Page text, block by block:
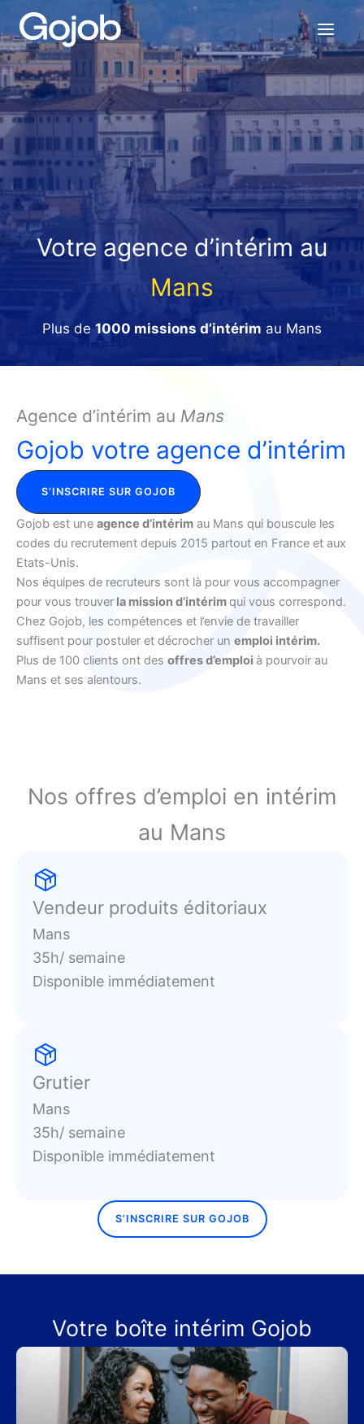
contenu
Votre agence d’intérim au
Mans
Plus de 1000 missions d’intérim au Mans
Agence d’intérim au Mans
Gojob votre agence d’intérim
S’INSCRIRE SUR GOJOB
Gojob est une agence d’intérim au Mans qui bouscule les
codes du recrutement depuis 2015 partout en France et aux
Etats-Unis.
Nos équipes de recruteurs sont là pour vous accompagner
pour vous trouver la mission d’intérimqui vous correspond.
Chez Gojob, les compétences et l’envie de travailler
suffisent pour postuler et décrocher un emploi intérim.
Plus de 100 clients ont des offres d’emploi à pourvoir au
Mans et ses alentours.
Nos offres d’emploi en intérim
au Mans
Vendeur produits éditoriaux
Mans
35h/ semaine
Disponible immédiatement
Grutier
Mans
35h/ semaine
Disponible immédiatement
S’INSCRIRE SUR GOJOB
Votre boîte intérim Gojob